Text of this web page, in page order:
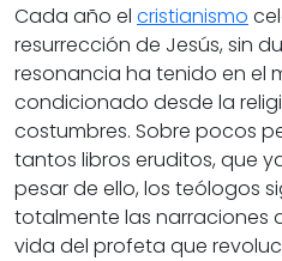
Cada año el cristianismo
resurrección de Jesús, sin
resonancia ha tenido en el
condicionado desde la
costumbres. Sobre pocos
tantos libros eruditos, que
pesar de ello, los teólogos
totalmente las narraciones
vida del profeta que